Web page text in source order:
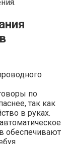
по
так как
в руках.
обеспечивают